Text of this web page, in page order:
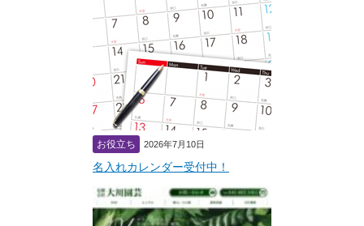
お役立ち 2026年7月10日
名入れカレンダー受付中！